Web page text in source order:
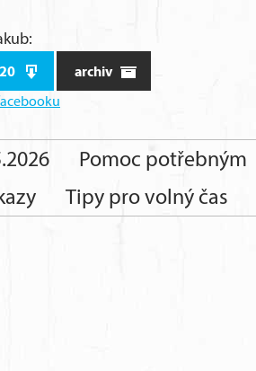
archiv
Pomoc potřebným
Tipy pro volný čas